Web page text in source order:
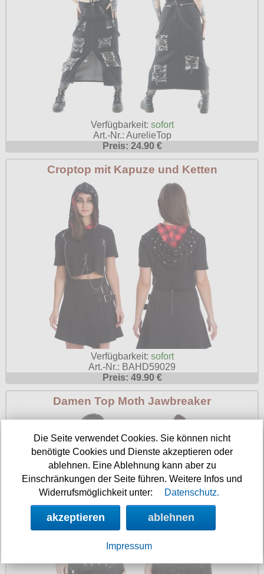
Verfügbarkeit: sofort
Art.-Nr.: AurelieTop
Preis: 24.90 €
Croptop mit Kapuze und Ketten
Verfügbarkeit: sofort
Art.-Nr.: BAHD59029
Preis: 49.90 €
Damen Top Moth Jawbreaker
Die Seite verwendet Cookies. Sie können nicht
benötigte Cookies und Dienste akzeptieren oder
ablehnen. Eine Ablehnung kann aber zu
Einschränkungen der Seite führen. Weitere Infos und
Widerrufsmöglichkeit unter:
Datenschutz.
akzeptieren ablehnen
Impressum